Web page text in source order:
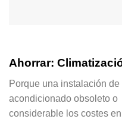
Ahorrar:
Porque una instalación
acondicionado obsoleto o
considerable los costes